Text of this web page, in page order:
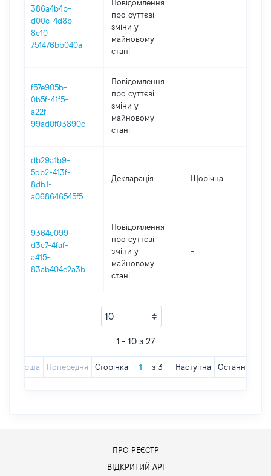
386a4b4b-
d00c-4d8b-
8c10-
751476bb040a
Повідомлення
про суттєві
зміни y
майновому
стані
-
f57e905b-
0b5f-41f5-
a22f-
99ad0f03890c
Повідомлення
про суттєві
зміни y
майновому
стані
-
db29a1b9-
5db2-413f-
8db1-
a068646545f5
Декларація Щорічна
9364c099-
d3c7-4faf-
a415-
83ab404e2a3b
Повідомлення
про суттєві
зміни y
майновому
стані
-
1 - 10 з 27
Перша Попередня Сторінка з 3 Наступна Остання
ПРО РЕЄСТР
ВІДКРИТИЙ АРІ